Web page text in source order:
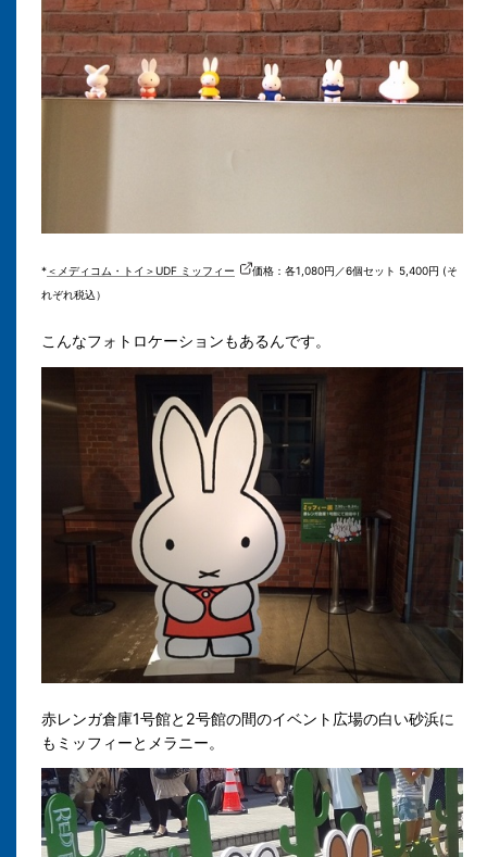
*＜メディコム・トイ＞UDF ミッフィー
価格：各1,080円／6個セット 5,400円 (そ
れぞれ税込）
こんなフォトロケーションもあるんです。
赤レンガ倉庫1号館と2号館の間のイベント広場の白い砂浜に
もミッフィーとメラニー。